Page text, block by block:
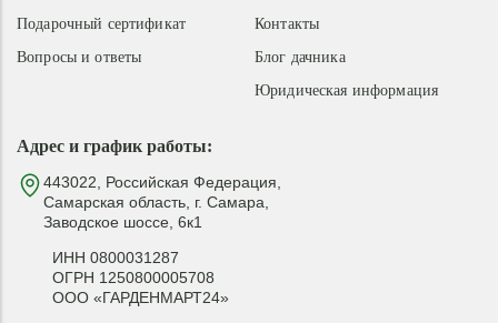
Адрес и график работы:
443022, Российская Федерация,
Самарская область, г. Самара,
Заводское шоссе, 6к1
ИНН 0800031287
ОГРН 1250800005708
ООО «ГАРДЕНМАРТ24»
Контакты
Блог дачника
Юридическая информация
Подарочный сертификат
Вопросы и ответы